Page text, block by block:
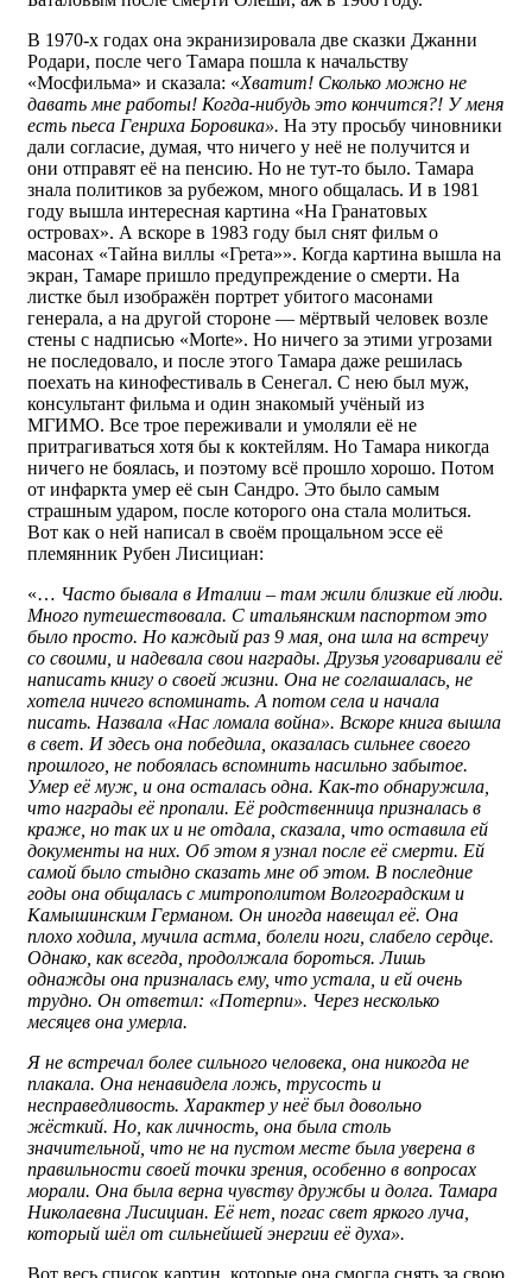
В 1970-х годах она экранизировала две сказки Джанни
Родари, после чего Тамара пошла к начальству
«Мосфильма» и сказала: «Хватит! Сколько можно не
давать мне работы! Когда-нибудь это кончится?! У меня
есть пьеса Генриха Боровика». На эту просьбу чиновники
дали согласие, думая, что ничего у неё не получится и
они отправят её на пенсию. Но не тут-то было. Тамара
знала политиков за рубежом, много общалась. И в 1981
году вышла интересная картина «На Гранатовых
островах». А вскоре в 1983 году был снят фильм о
масонах «Тайна виллы «Грета»». Когда картина вышла на
экран, Тамаре пришло предупреждение о смерти. На
листке был изображён портрет убитого масонами
генерала, а на другой стороне — мёртвый человек возле
стены с надписью «Morte». Но ничего за этими угрозами
не последовало, и после этого Тамара даже решилась
поехать на кинофестиваль в Сенегал. С нею был муж,
консультант фильма и один знакомый учёный из
МГИМО. Все трое переживали и умоляли её не
притрагиваться хотя бы к коктейлям. Но Тамара никогда
ничего не боялась, и поэтому всё прошло хорошо. Потом
от инфаркта умер её сын Сандро. Это было самым
страшным ударом, после которого она стала молиться.
Вот как о ней написал в своём прощальном эссе её
племянник Рубен Лисициан:
«… Часто бывала в Италии – там жили близкие ей люди.
Много путешествовала. С итальянским паспортом это
было просто. Но каждый раз 9 мая, она шла на встречу
со своими, и надевала свои награды. Друзья уговаривали её
написать книгу о своей жизни. Она не соглашалась, не
хотела ничего вспоминать. А потом села и начала
писать. Назвала «Нас ломала война». Вскоре книга вышла
в свет. И здесь она победила, оказалась сильнее своего
прошлого, не побоялась вспомнить насильно забытое.
Умер её муж, и она осталась одна. Как-то обнаружила,
что награды её пропали. Её родственница призналась в
краже, но так их и не отдала, сказала, что оставила ей
документы на них. Об этом я узнал после её смерти. Ей
самой было стыдно сказать мне об этом. В последние
годы она общалась с митрополитом Волгоградским и
Камышинским Германом. Он иногда навещал её. Она
плохо ходила, мучила астма, болели ноги, слабело сердце.
Однако, как всегда, продолжала бороться. Лишь
однажды она призналась ему, что устала, и ей очень
трудно. Он ответил: «Потерпи». Через несколько
месяцев она умерла.
Я не встречал более сильного человека, она никогда не
плакала. Она ненавидела ложь, трусость и
несправедливость. Характер у неё был довольно
жёсткий. Но, как личность, она была столь
значительной, что не на пустом месте была уверена в
правильности своей точки зрения, особенно в вопросах
морали. Она была верна чувству дружбы и долга. Тамара
Николаевна Лисициан. Её нет, погас свет яркого луча,
который шёл от сильнейшей энергии её духа».
Вот весь список картин, которые она смогла снять за свою